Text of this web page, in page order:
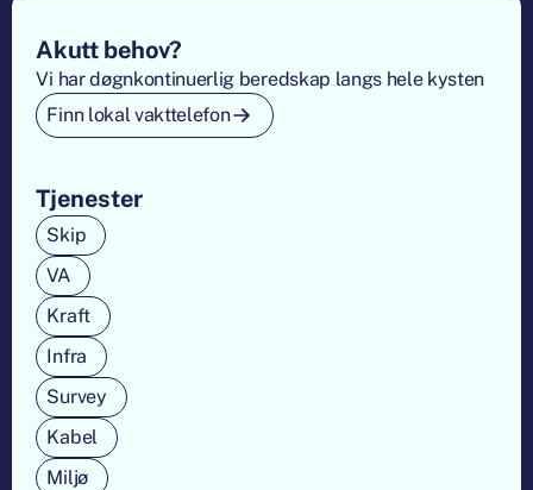
Footer
Tjenester
Skip
VA
Kraft
Infra
Survey
Kabel
Miljø
Akutt behov?
Vi har døgnkontinuerlig beredskap langs hele kysten
Finn lokal vakttelefon